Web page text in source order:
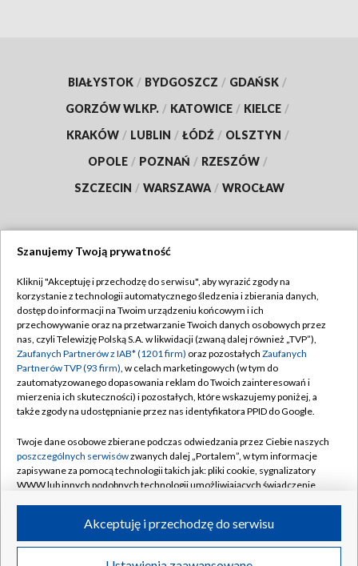
BIAŁYSTOK / BYDGOSZCZ / GDAŃSK /
GORZÓW WLKP. / KATOWICE / KIELCE /
KRAKÓW / LUBLIN / ŁÓDŹ / OLSZTYN /
OPOLE / POZNAŃ / RZESZÓW /
SZCZECIN / WARSZAWA / WROCŁAW
TVP
Abonament TVP
Emisja w TVP
Centrum informacji TVP
Naziemna Telewizja Cyfrowa
Rada Programowa
System NOS
Informacje o nadawcy
Program dla prasy
Regulamin TVP
Polityka prywatności
Moje zgody
Pomoc
Kontakt
Kanały
©2026 Telewizja Polska S.A. w likwidacji
Szanujemy Twoją prywatność
Kliknij "Akceptuję i przechodzę do serwisu", aby wyrazić zgody na
korzystanie z technologii automatycznego śledzenia i zbierania danych,
dostęp do informacji na Twoim urządzeniu końcowym i ich
przechowywanie oraz na przetwarzanie Twoich danych osobowych przez
nas, czyli Telewizję Polską S.A. w likwidacji (zwaną dalej również „TVP”),
Zaufanych Partnerów z IAB* (1201 firm) oraz pozostałych Zaufanych
Partnerów TVP (93 firm), w celach marketingowych (w tym do
zautomatyzowanego dopasowania reklam do Twoich zainteresowań i
mierzenia ich skuteczności) i pozostałych, które wskazujemy poniżej, a
także zgody na udostępnianie przez nas identyfikatora PPID do Google.
Twoje dane osobowe zbierane podczas odwiedzania przez Ciebie naszych
poszczególnych serwisówzwanych dalej „Portalem”, w tym informacje
zapisywane za pomocą technologii takich jak: pliki cookie, sygnalizatory
WWW lub innych podobnych technologii umożliwiających świadczenie
ruchu w Internecie.
Twoje dane osobowe zbierane podczas odwiedzania przez Ciebie
Akceptuję i przechodzę do serwisu